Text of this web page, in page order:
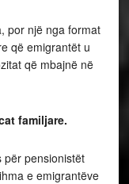
por një nga format
që emigrantët u
që mbajnë në
familjare.
për pensionistët
e emigrantëve